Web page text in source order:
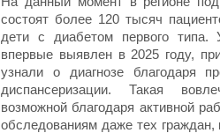
состоят более 120 тысяч
дети с диабетом первого
впервые выявлен в 2025 году,
узнали о диагнозе благодаря
диспансеризации. Такая
возможной благодаря активной
обследованиям даже тех